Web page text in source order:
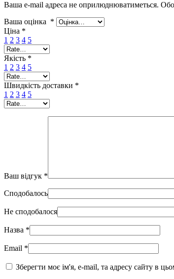
Ваша e-mail адреса не оприлюднюватиметься.
Ваша оцінка *
Ціна *
1 2 3 4 5
Якість *
1 2 3 4 5
Швидкість доставки *
1 2 3 4 5
Ваш відгук *
Сподобалось
Не сподобалося
Назва *
Email *
Зберегти моє ім'я, e-mail, та адресу сайту в